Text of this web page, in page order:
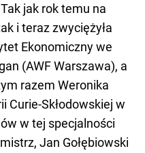
jak rok temu na
i teraz zwyciężyła
Ekonomiczny we
(AWF Warszawa), a
razem Weronika
Curie-Skłodowskiej w
w tej specjalności
Jan Gołębiowski